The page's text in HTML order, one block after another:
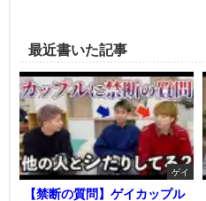
最近書いた記事
ゲイ
【禁断の質問】ゲイカップル